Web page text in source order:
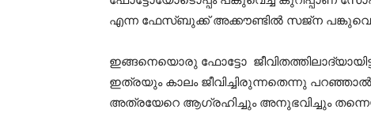
എന്ന ഫേസ്ബുക്ക് അക്കൗണ്ടിൽ സജ്ന
ഇങ്ങനെയൊരു ഫോട്ടോ
ഇത്രയും കാലം ജീവിച്ചിരുന്നതെന്നു
അത്രയേറെ ആഗ്രഹിച്ചും അനുഭവിച്ചും